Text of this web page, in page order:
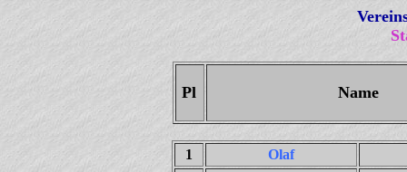
Pl Name
1
Olaf